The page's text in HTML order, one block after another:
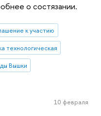
о состязании.
к участию
технологическая
Вышки
10 февраля